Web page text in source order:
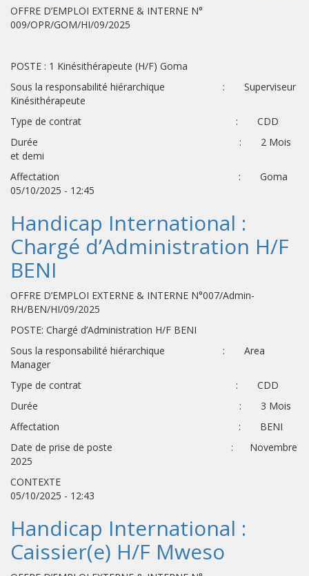
OFFRE D’EMPLOI EXTERNE & INTERNE N°
009/OPR/GOM/HI/09/2025
POSTE : 1 Kinésithérapeute (H/F) Goma
Sous la responsabilité hiérarchique : Superviseur
Kinésithérapeute
Type de contrat : CDD
Durée : 2 Mois
et demi
Affectation : Goma
05/10/2025 - 12:45
Handicap International :
Chargé d’Administration H/F
BENI
OFFRE D’EMPLOI EXTERNE & INTERNE N°007/Admin-
RH/BEN/HI/09/2025
POSTE: Chargé d’Administration H/F BENI
Sous la responsabilité hiérarchique : Area
Manager
Type de contrat : CDD
Durée : 3 Mois
Affectation : BENI
Date de prise de poste : Novembre
2025
CONTEXTE
05/10/2025 - 12:43
Handicap International :
Caissier(e) H/F Mweso